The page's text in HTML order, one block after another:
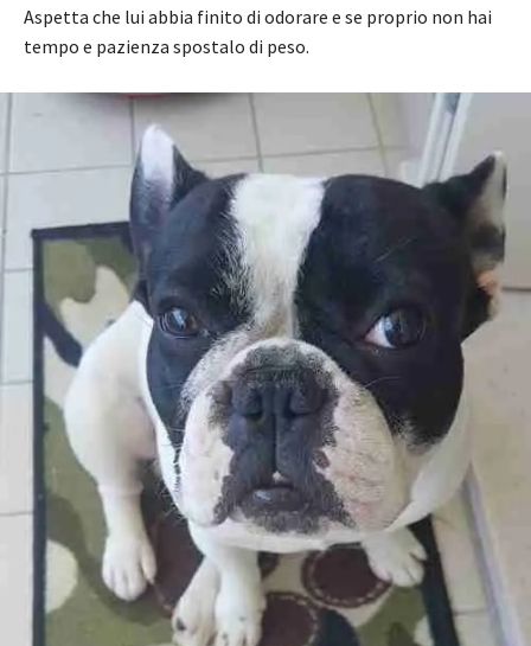
Aspetta che lui abbia finito di odorare e se proprio non hai
tempo e pazienza spostalo di peso.